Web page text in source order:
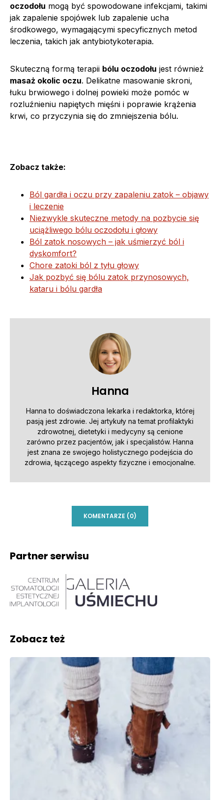
oczodołu mogą być spowodowane infekcjami, takimi
jak zapalenie spojówek lub zapalenie ucha
środkowego, wymagającymi specyficznych metod
leczenia, takich jak antybiotykoterapia.
Skuteczną formą terapii bólu oczodołu jest również
masaż okolic oczu. Delikatne masowanie skroni,
łuku brwiowego i dolnej powieki może pomóc w
rozluźnieniu napiętych mięśni i poprawie krążenia
krwi, co przyczynia się do zmniejszenia bólu.
Zobacz także:
Ból gardła i oczu przy zapaleniu zatok – objawy
i leczenie
Niezwykle skuteczne metody na pozbycie się
uciążliwego bólu oczodołu i głowy
Ból zatok nosowych – jak uśmierzyć ból i
dyskomfort?
Chore zatoki ból z tyłu głowy
Jak pozbyć się bólu zatok przynosowych,
kataru i bólu gardła
Hanna
Hanna to doświadczona lekarka i redaktorka, której
pasją jest zdrowie. Jej artykuły na temat profilaktyki
zdrowotnej, dietetyki i medycyny są cenione
zarówno przez pacjentów, jak i specjalistów. Hanna
jest znana ze swojego holistycznego podejścia do
zdrowia, łączącego aspekty fizyczne i emocjonalne.
KOMENTARZE (0)
Partner serwisu
Zobacz też